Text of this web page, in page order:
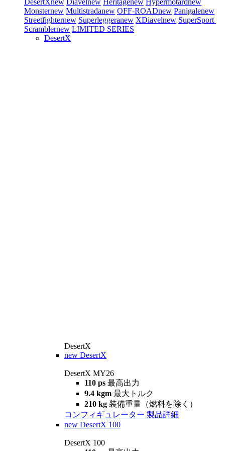
DesertXnew Diavelnew Heritagenew Hypermotardnew
Monsternew Multistradanew OFF-ROADnew Panigalenew
Streetfighternew Superleggeranew XDiavelnew SuperSport
Scramblernew LIMITED SERIES
DesertX
DesertX
new DesertX
DesertX MY26
110 ps 最高出力
9.4 kgm 最大トルク
210 kg 装備重量（燃料を除く）
コンフィギュレーター 製品詳細
new DesertX 100
DesertX 100